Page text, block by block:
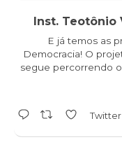
Inst. Teotônio
E já temos as
Democracia! O
segue percorrendo
Twitter